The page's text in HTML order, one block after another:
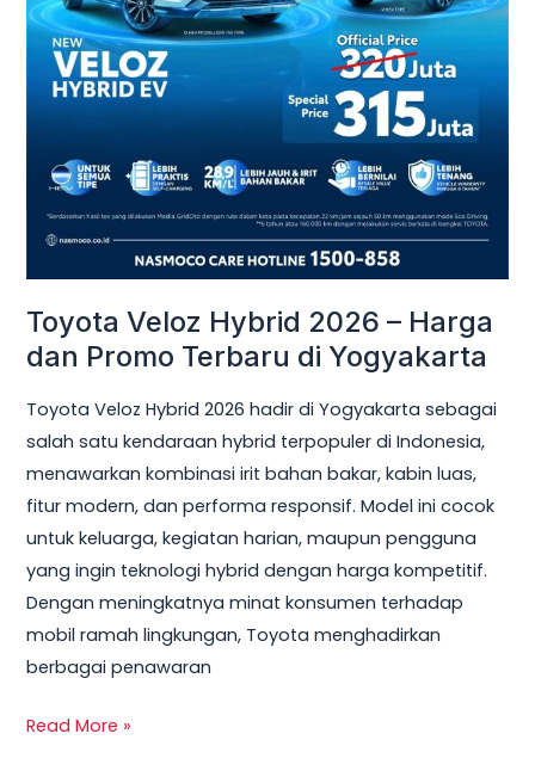
Toyota Veloz Hybrid 2026 – Harga
dan Promo Terbaru di Yogyakarta
Toyota Veloz Hybrid 2026 hadir di Yogyakarta sebagai
salah satu kendaraan hybrid terpopuler di Indonesia,
menawarkan kombinasi irit bahan bakar, kabin luas,
fitur modern, dan performa responsif. Model ini cocok
untuk keluarga, kegiatan harian, maupun pengguna
yang ingin teknologi hybrid dengan harga kompetitif.
Dengan meningkatnya minat konsumen terhadap
mobil ramah lingkungan, Toyota menghadirkan
berbagai penawaran
Yogyakarta
Read More »